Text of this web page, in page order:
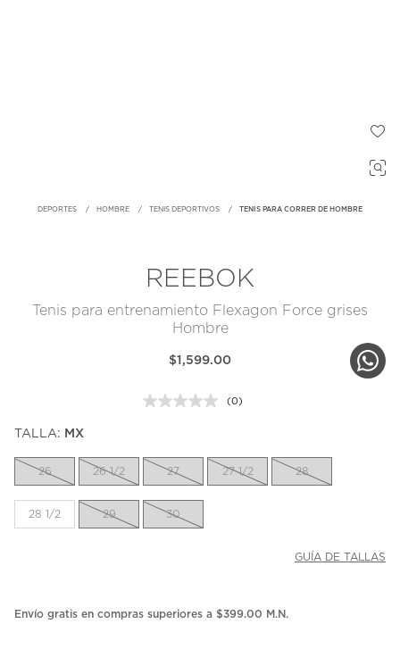
DEPORTES HOMBRE TENIS DEPORTIVOS TENIS PARA CORRER DE HOMBRE
REEBOK
Tenis para entrenamiento Flexagon Force grises
Hombre
$1,599.00
Sin
la
misma
(0)
TALLA: MX
26 26 1/2 27 27 1/2 28
28 1/2 29 30
GUÍA DE TALLAS
Envío gratis en compras superiores a $399.00 M.N.